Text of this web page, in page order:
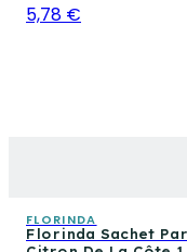
5,78 €
FLORINDA
Florinda Sachet